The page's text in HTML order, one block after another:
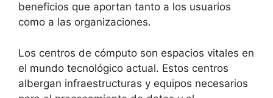
beneficios que aportan tanto a los usuarios
como a las organizaciones.
Los centros de cómputo son espacios vitales en
el mundo tecnológico actual. Estos centros
albergan infraestructuras y equipos necesarios